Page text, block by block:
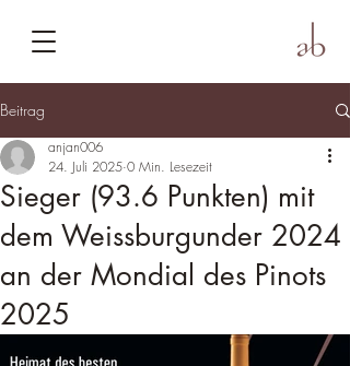
Beitrag
Sieger (93.6 Punkten) mit
dem Weissburgunder 2024
an der Mondial des Pinots
2025
anjan006
24. Juli 2025 0 Min. Lesezeit